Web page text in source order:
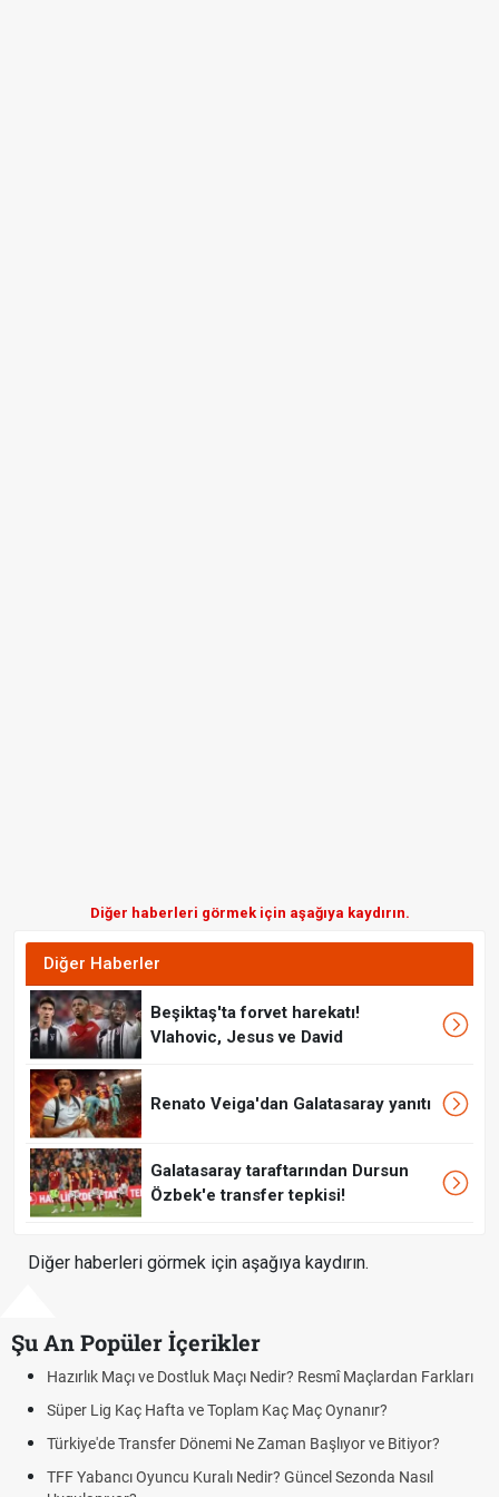
Diğer haberleri görmek için aşağıya kaydırın.
Diğer Haberler
Beşiktaş'ta forvet harekatı!
Vlahovic, Jesus ve David
Renato Veiga'dan Galatasaray yanıtı
Galatasaray taraftarından Dursun
Özbek'e transfer tepkisi!
Diğer haberleri görmek için aşağıya kaydırın.
Şu An Popüler İçerikler
Maçı ve Dostluk Maçı Nedir? Resmî Maçlardan Farkları
Lig Kaç Hafta ve Toplam Kaç Maç Oynanır?
Transfer Dönemi Ne Zaman Başlıyor ve Bitiyor?
Oyuncu Kuralı Nedir? Güncel Sezonda Nasıl
Puan